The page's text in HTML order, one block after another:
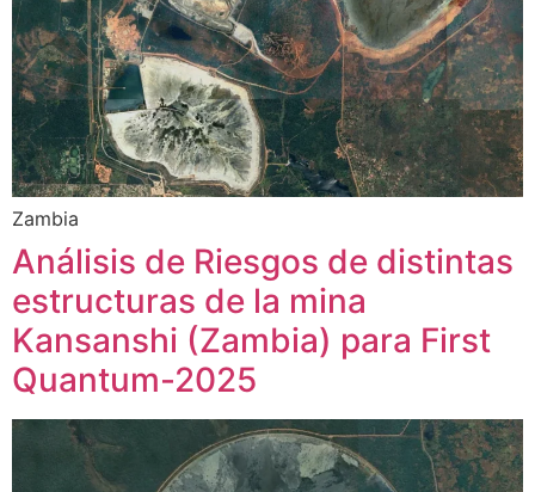
Zambia
Análisis de Riesgos de distintas
estructuras de la mina
Kansanshi (Zambia) para First
Quantum-2025